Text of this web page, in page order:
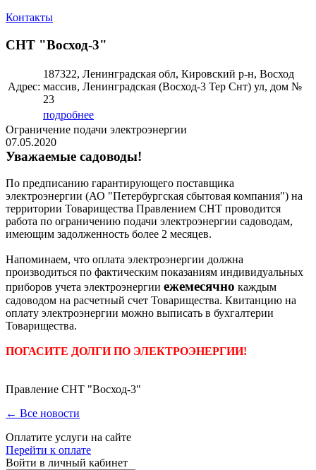
Контакты
СНТ "Восход-3"
Адрес:
187322, Ленинградская обл, Кировский р-н, Восход
массив, Ленинградская (Восход-3 Тер Снт) ул, дом №
23
подробнее
Ограничение подачи электроэнергии
07.05.2020
Уважаемые садоводы!
По предписанию гарантирующего поставщика
электроэнергии (АО "Петербургская сбытовая компания") на
территории Товарищества Правлением СНТ проводится
работа по ограничению подачи электроэнергии садоводам,
имеющим задолженность более 2 месяцев.
Напоминаем, что оплата электроэнергии должна
производиться по фактическим показаниям индивидуальных
приборов учета электроэнергии ежемесячно каждым
садоводом на расчетный счет Товарищества. Квитанцию на
оплату электроэнергии можно выписать в бухгалтерии
Товарищества.
ПОГАСИТЕ ДОЛГИ ПО ЭЛЕКТРОЭНЕРГИИ!
Правление СНТ "Восход-3"
← Все новости
Оплатите услуги на сайте
Перейти к оплате
Войти в личный кабинет